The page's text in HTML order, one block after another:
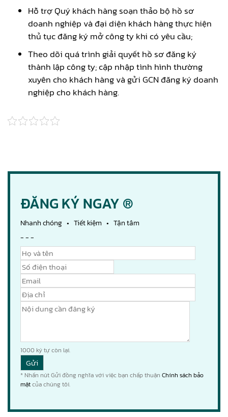
Hỗ trợ Quý khách hàng soạn thảo bộ hồ sơ
doanh nghiệp và đại diện khách hàng thực hiện
thủ tục đăng ký mở công ty khi có yêu cầu;
Theo dõi quá trình giải quyết hồ sơ đăng ký
thành lập công ty; cập nhập tình hình thường
xuyên cho khách hàng và gửi GCN đăng ký doanh
nghiệp cho khách hàng.
ĐĂNG KÝ NGAY ®
Nhanh chóng • Tiết kiệm • Tận tâm
- - -
1000 ký tự còn lại.
* Nhấn nút Gửi đồng nghĩa với việc bạn chấp thuận Chính sách bảo
mậtcủa chúng tôi.